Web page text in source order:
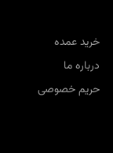
خرید عمده
درباره ما
حریم خصوصی